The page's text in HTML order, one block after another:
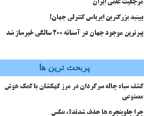
مرجعیت علمی ایران
ببینید بزرگترین ایرباس کنترلی جهان!
پیرترین موجود جهان در آستانه ۲۰۰ سالگی خبرساز شد
پربحث ترین ها
کشف سیاه چاله سرگردان در مرز کهکشان با کمک هوش
مصنوعی
چرا جلوپنجره ها حذف شدند؟، عکس